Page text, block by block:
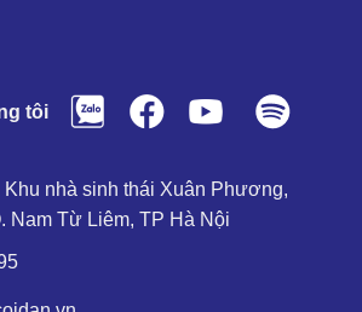
tôi
nhà sinh thái Xuân Phương,
Nam Từ Liêm, TP Hà Nội